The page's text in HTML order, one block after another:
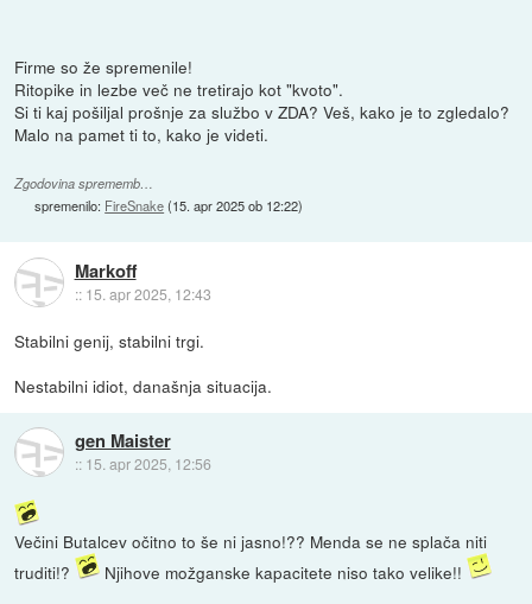
Firme so že spremenile!
Ritopike in lezbe več ne tretirajo kot "kvoto".
Si ti kaj pošiljal prošnje za službo v ZDA? Veš, kako je to zgledalo?
Malo na pamet ti to, kako je videti.
Zgodovina sprememb…
spremenilo: FireSnake(15. apr 2025 ob 12:22)
Markoff
:: 15. apr 2025, 12:43
Stabilni genij, stabilni trgi.
Nestabilni idiot, današnja situacija.
gen Maister
:: 15. apr 2025, 12:56
Večini Butalcev očitno to še ni jasno!?? Menda se ne splača niti
truditi!?
Njihove možganske kapacitete niso tako velike!!